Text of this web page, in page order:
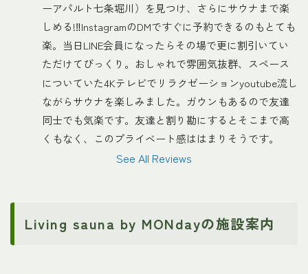
ーアパルト七条堀川）を見つけ、さらにサウナまで楽
しめる!‼︎InstagramのDMですぐに予約できるのもとても
楽。当日LINE会員になったらその場で更に割引いてい
ただけてびっくり。おしゃれで雰囲気抜群、スペース
についていた4Kテレビでリラクゼーションyoutube流し
ながらサウナを楽しみました。ガウンもあるので友達
同士でも気楽です。友達と割り勘にするとそこまで高
くもなく、このプライベート感ははまりそうです。
See All Reviews
Living sauna by MONdayの施設案内